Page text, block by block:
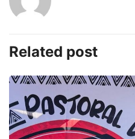
Related post